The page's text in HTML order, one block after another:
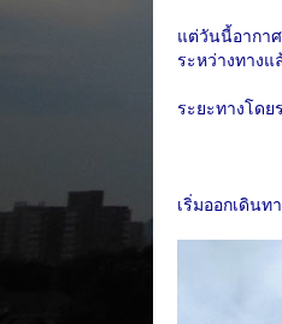
แต่วันนี้อากา
ระหว่างทางแ
ระยะทางโด
เริ่มออกเดินท